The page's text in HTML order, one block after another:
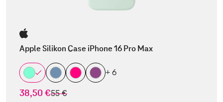
Apple Silikon Case iPhone 16 Pro Max
+ 6
38,50 €statt
55 €